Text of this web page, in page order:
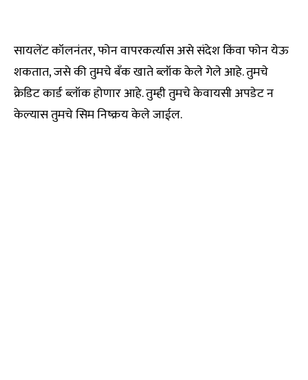
सायलेंट कॉलनंतर, फोन वापरकर्त्यास असे संदेश किंवा फोन येऊ
शकतात, जसे की तुमचे बँक खाते ब्लॉक केले गेले आहे. तुमचे
क्रेडिट कार्ड ब्लॉक होणार आहे. तुम्ही तुमचे केवायसी अपडेट न
केल्यास तुमचे सिम निष्क्रय केले जाईल.